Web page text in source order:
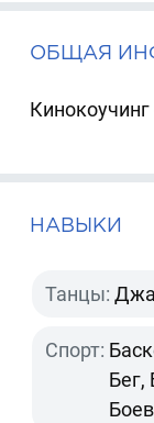
ОБЩАЯ
НАВЫКИ
Танцы:
Спорт:
Бег,